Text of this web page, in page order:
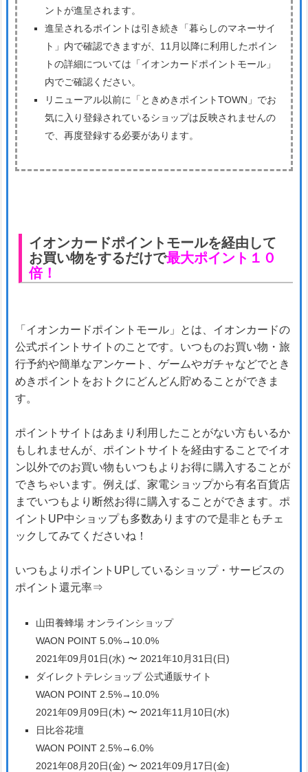
ントが進呈されます。
進呈されるポイントは引き続き「暮らしのマネーサイ
ト」内で確認できますが、11月以降に利用したポイン
トの詳細については「イオンカードポイントモール」
内でご確認ください。
リニューアル以前に「ときめきポイントTOWN」でお
気に入り登録されているショップは反映されませんの
で、再度登録する必要があります。
イオンカードポイントモールを経由して
お買い物をするだけで最大ポイント１０
倍！
「イオンカードポイントモール」とは、イオンカードの
公式ポイントサイトのことです。いつものお買い物・旅
行予約や簡単なアンケート、ゲームやガチャなどでとき
めきポイントをおトクにどんどん貯めることができま
す。
ポイントサイトはあまり利用したことがない方もいるか
もしれませんが、ポイントサイトを経由することでイオ
ン以外でのお買い物もいつもよりお得に購入することが
できちゃいます。例えば、家電ショップから有名百貨店
までいつもより断然お得に購入することができます。ポ
イントUP中ショップも多数ありますので是非ともチェ
ックしてみてくださいね！
いつもよりポイントUPしているショップ・サービスの
ポイント還元率⇒
山田養蜂場 オンラインショップ
WAON POINT 5.0%→10.0%
2021年09月01日(水) 〜 2021年10月31日(日)
ダイレクトテレショップ 公式通販サイト
WAON POINT 2.5%→10.0%
2021年09月09日(木) 〜 2021年11月10日(水)
日比谷花壇
WAON POINT 2.5%→6.0%
2021年08月20日(金) 〜 2021年09月17日(金)